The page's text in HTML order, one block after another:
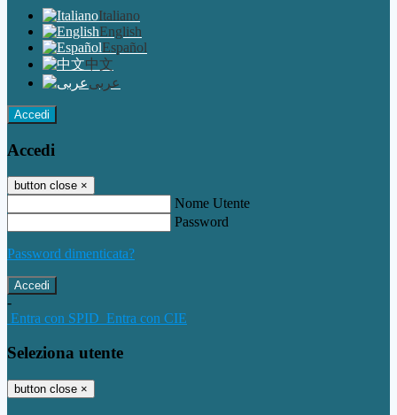
Italiano
English
Español
中文
عربى
Accedi
Accedi
button close ×
Nome Utente
Password
Password dimenticata?
-
Entra con SPID Entra con CIE
Seleziona utente
button close ×